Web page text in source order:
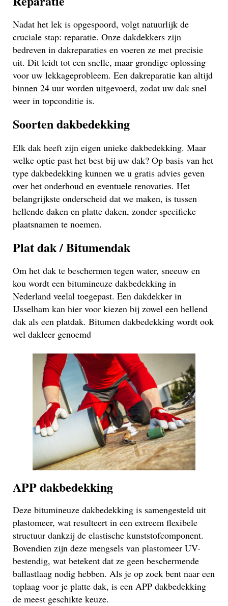
Nadat het lek is opgespoord, volgt natuurlijk de
cruciale stap: reparatie. Onze dakdekkers zijn
bedreven in dakreparaties en voeren ze met precisie
uit. Dit leidt tot een snelle, maar grondige oplossing
voor uw lekkageprobleem. Een dakreparatie kan altijd
binnen 24 uur worden uitgevoerd, zodat uw dak snel
weer in topconditie is.
Soorten dakbedekking
Elk dak heeft zijn eigen unieke dakbedekking. Maar
welke optie past het best bij uw dak? Op basis van het
type dakbedekking kunnen we u gratis advies geven
over het onderhoud en eventuele renovaties. Het
belangrijkste onderscheid dat we maken, is tussen
hellende daken en platte daken, zonder specifieke
plaatsnamen te noemen.
Plat dak / Bitumendak
Om het dak te beschermen tegen water, sneeuw en
kou wordt een bitumineuze dakbedekking in
Nederland veelal toegepast. Een dakdekker in
IJsselham kan hier voor kiezen bij zowel een hellend
dak als een platdak. Bitumen dakbedekking wordt ook
wel dakleer genoemd
APP dakbedekking
Deze bitumineuze dakbedekking is samengesteld uit
plastomeer, wat resulteert in een extreem flexibele
structuur dankzij de elastische kunststofcomponent.
Bovendien zijn deze mengsels van plastomeer UV-
bestendig, wat betekent dat ze geen beschermende
ballastlaag nodig hebben. Als je op zoek bent naar een
toplaag voor je platte dak, is een APP dakbedekking
de meest geschikte keuze.